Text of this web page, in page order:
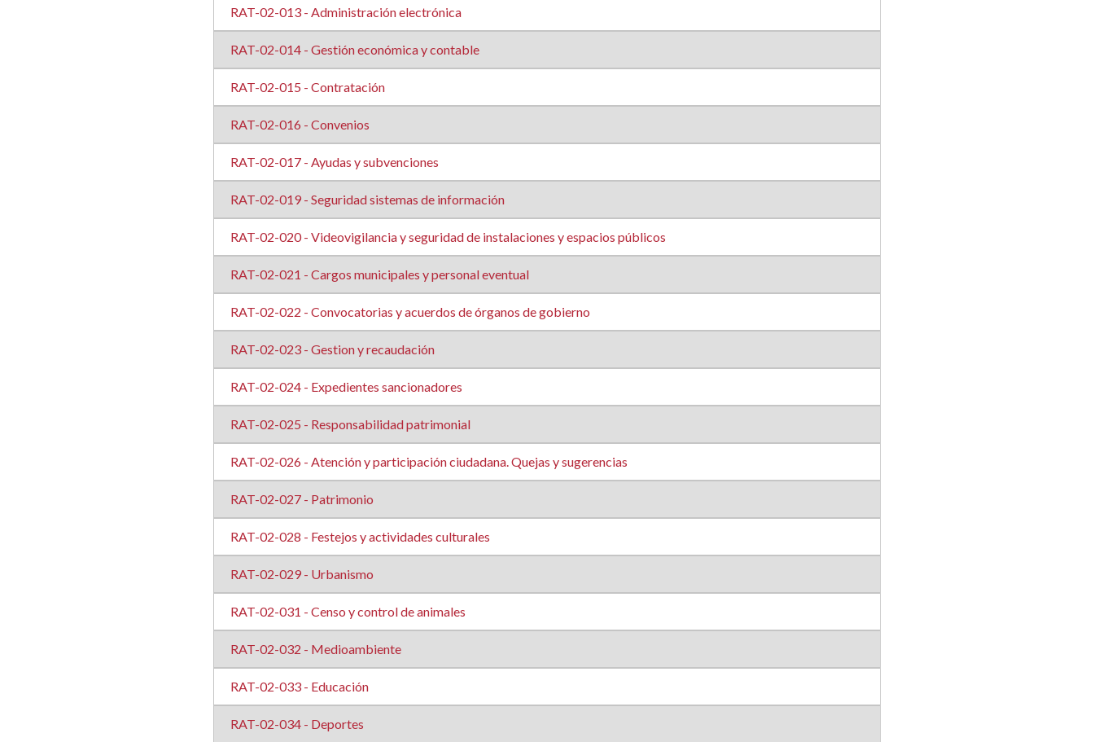
RAT-02-013 - Administración electrónica
RAT-02-014 - Gestión económica y contable
RAT-02-015 - Contratación
RAT-02-016 - Convenios
RAT-02-017 - Ayudas y subvenciones
RAT-02-019 - Seguridad sistemas de información
RAT-02-020 - Videovigilancia y seguridad de instalaciones y espacios públicos
RAT-02-021 - Cargos municipales y personal eventual
RAT-02-022 - Convocatorias y acuerdos de órganos de gobierno
RAT-02-023 - Gestion y recaudación
RAT-02-024 - Expedientes sancionadores
RAT-02-025 - Responsabilidad patrimonial
RAT-02-026 - Atención y participación ciudadana. Quejas y sugerencias
RAT-02-027 - Patrimonio
RAT-02-028 - Festejos y actividades culturales
RAT-02-029 - Urbanismo
RAT-02-031 - Censo y control de animales
RAT-02-032 - Medioambiente
RAT-02-033 - Educación
RAT-02-034 - Deportes